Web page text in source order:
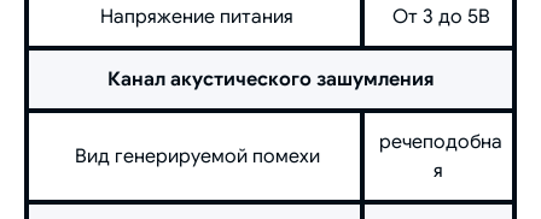
Напряжение питания От 3 до 5В
Канал акустического зашумления
Вид генерируемой помехи
речеподобна
я